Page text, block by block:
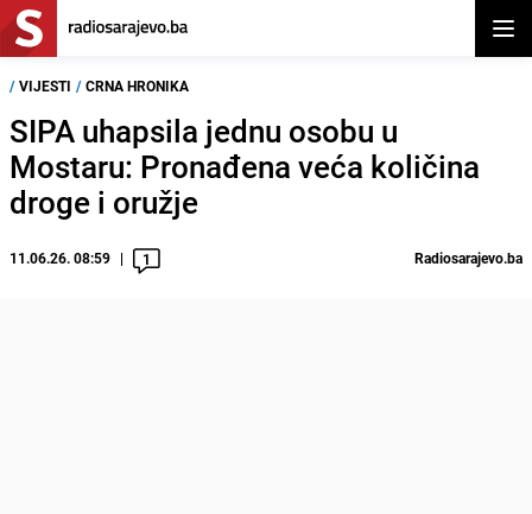
/ VIJESTI / CRNA HRONIKA
SIPA uhapsila jednu osobu u
Mostaru: Pronađena veća količina
droge i oružje
11.06.26. 08:59 1 Radiosarajevo.ba